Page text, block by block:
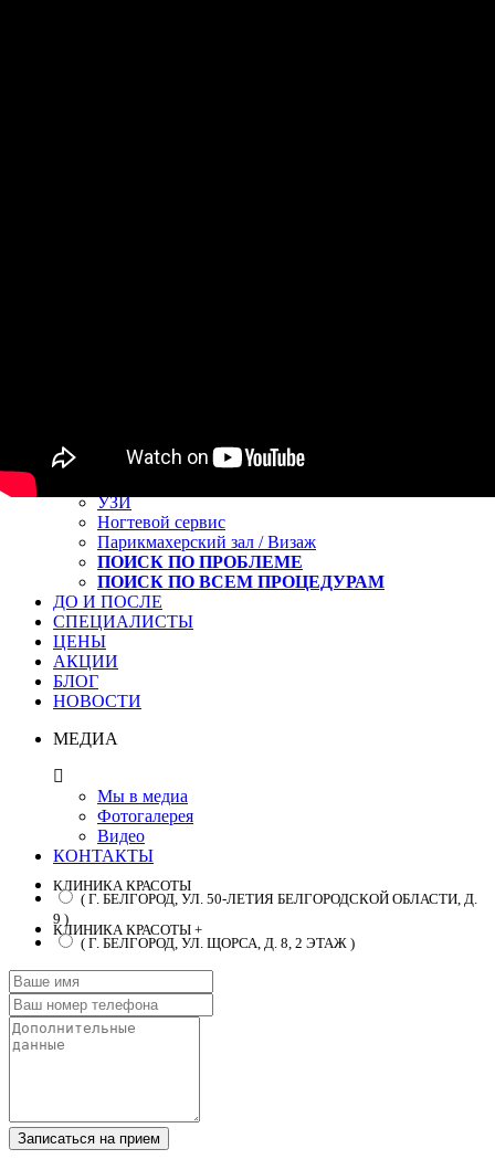
Трихология
УЗИ
Ногтевой сервис
Парикмахерский зал / Визаж
ПОИСК ПО ПРОБЛЕМЕ
ПОИСК ПО ВСЕМ ПРОЦЕДУРАМ
ДО И ПОСЛЕ
СПЕЦИАЛИСТЫ
ЦЕНЫ
АКЦИИ
БЛОГ
НОВОСТИ
МЕДИА
Мы в медиа
Фотогалерея
Видео
КОНТАКТЫ
КЛИНИКА КРАСОТЫ
( Г. БЕЛГОРОД, УЛ. 50-ЛЕТИЯ БЕЛГОРОДСКОЙ ОБЛАСТИ, Д.
9 )
КЛИНИКА КРАСОТЫ +
( Г. БЕЛГОРОД, УЛ. ЩОРСА, Д. 8, 2 ЭТАЖ )
Записаться на прием